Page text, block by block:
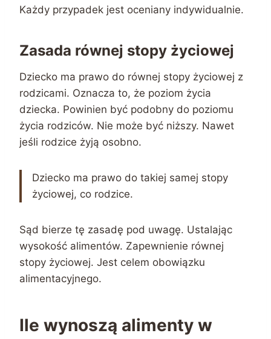
Każdy przypadek jest oceniany indywidualnie.
Zasada równej stopy życiowej
Dziecko ma prawo do równej stopy życiowej z
rodzicami. Oznacza to, że poziom życia
dziecka. Powinien być podobny do poziomu
życia rodziców. Nie może być niższy. Nawet
jeśli rodzice żyją osobno.
Dziecko ma prawo do takiej samej stopy
życiowej, co rodzice.
Sąd bierze tę zasadę pod uwagę. Ustalając
wysokość alimentów. Zapewnienie równej
stopy życiowej. Jest celem obowiązku
alimentacyjnego.
Ile wynoszą alimenty w